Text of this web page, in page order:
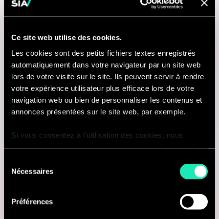
Ce site web utilise des cookies.
Les cookies sont des petits fichiers textes enregistrés
automatiquement dans votre navigateur par un site web
lors de votre visite sur le site. Ils peuvent servir à rendre
votre expérience utilisateur plus efficace lors de votre
navigation web ou bien de personnaliser les contenus et
annonces présentées sur le site web, par exemple.
Si vous consentez à l’utilisation des cookies, nous
consentir à cette utilisation à nouveau. Si vous ne
fonctionnement et ne personnalisera pas votre
Nécessaires
Préférences
Brussels, Belgique
Je suis intéressé(e)
Consulting
LIFE SCIENCE
Manager, Government Services —
Elkridge, États-Unis